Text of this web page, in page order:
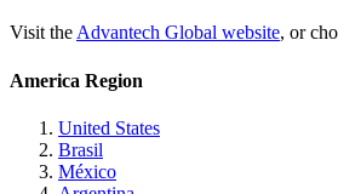
Visit the Advantech Global website, or
America Region
United States
Brasil
México